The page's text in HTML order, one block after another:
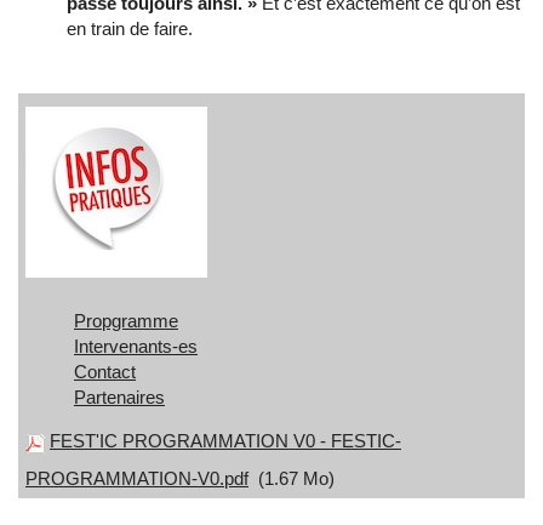
en train de faire.
Propgramme
Intervenants-es
Contact
Partenaires
FEST'IC PROGRAMMATION V0 - FESTIC-
PROGRAMMATION-V0.pdf (1.67 Mo)